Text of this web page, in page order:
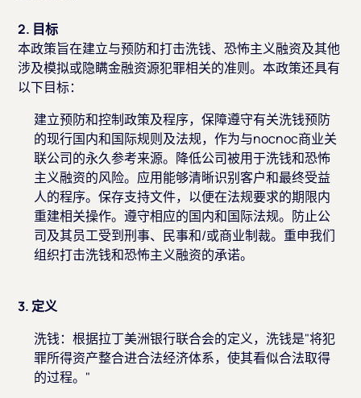
2. 目标
本政策旨在建立与预防和打击洗钱、恐怖主义融资及其他
涉及模拟或隐瞒金融资源犯罪相关的准则。本政策还具有
以下目标：
建立预防和控制政策及程序，保障遵守有关洗钱预防
的现行国内和国际规则及法规，作为与nocnoc商业关
联公司的永久参考来源。降低公司被用于洗钱和恐怖
主义融资的风险。应用能够清晰识别客户和最终受益
人的程序。保存支持文件，以便在法规要求的期限内
重建相关操作。遵守相应的国内和国际法规。防止公
司及其员工受到刑事、民事和/或商业制裁。重申我们
组织打击洗钱和恐怖主义融资的承诺。
3. 定义
洗钱：根据拉丁美洲银行联合会的定义，洗钱是"将犯
罪所得资产整合进合法经济体系，使其看似合法取得
的过程。"